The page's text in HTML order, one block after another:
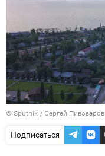
© Sputnik / Сергей Пивоваров
Подписаться